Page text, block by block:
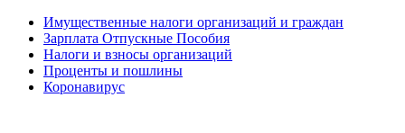
Имущественные налоги организаций и граждан
Зарплата Отпускные Пособия
Налоги и взносы организаций
Проценты и пошлины
Коронавирус